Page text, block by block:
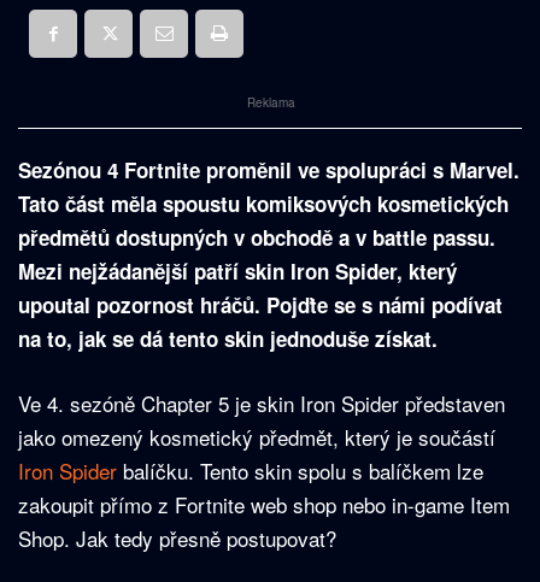
Reklama
Sezónou 4 Fortnite proměnil ve spolupráci s Marvel.
Tato část měla spoustu komiksových kosmetických
předmětů dostupných v obchodě a v battle passu.
Mezi nejžádanější patří skin Iron Spider, který
upoutal pozornost hráčů. Pojďte se s námi podívat
na to, jak se dá tento skin jednoduše získat.
Ve 4. sezóně Chapter 5 je skin Iron Spider představen
jako omezený kosmetický předmět, který je součástí
Iron Spider balíčku. Tento skin spolu s balíčkem lze
zakoupit přímo z Fortnite web shop nebo in-game Item
Shop. Jak tedy přesně postupovat?